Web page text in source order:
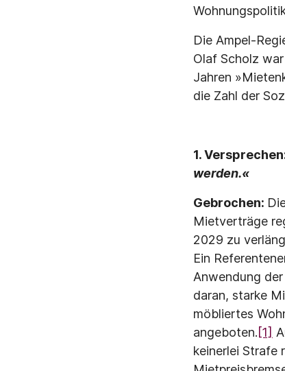
Die Ampel-
Olaf Scholz
Jahren
die Zahl der
1.
werden.«
Gebrochen:
Mietverträge
2029 zu
Ein
Anwendung
daran, starke
möbliertes
angeboten.[1]
keinerlei Strafe